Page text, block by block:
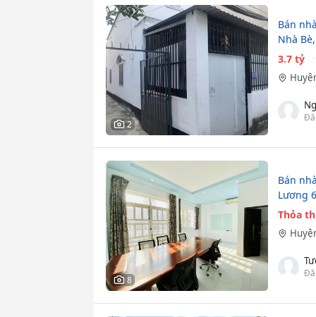
2
Bán
Nhà
3.7 tỷ
8
Bán
Lương
Thỏa